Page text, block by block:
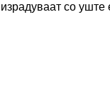
со уште